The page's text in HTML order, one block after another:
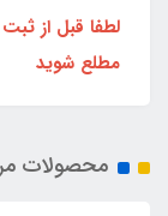
لطفا قبل از
مطلع شوید
محصولات